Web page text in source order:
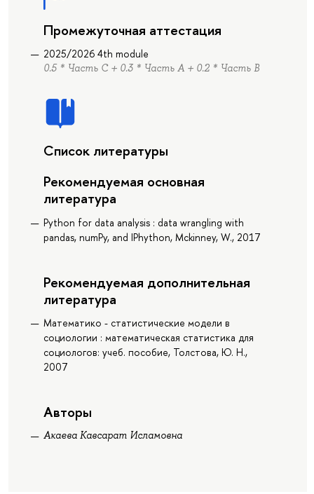
Промежуточная аттестация
2025/2026 4th module
0.5 * Часть С + 0.3 * Часть А + 0.2 * Часть В
Список литературы
Рекомендуемая основная
литература
Python for data analysis : data wrangling with
pandas, numPy, and IPhython, Mckinney, W., 2017
Рекомендуемая дополнительная
литература
Математико - статистические модели в
социологии : математическая статистика для
социологов: учеб. пособие, Толстова, Ю. Н.,
2007
Авторы
Акаева Кавсарат Исламовна